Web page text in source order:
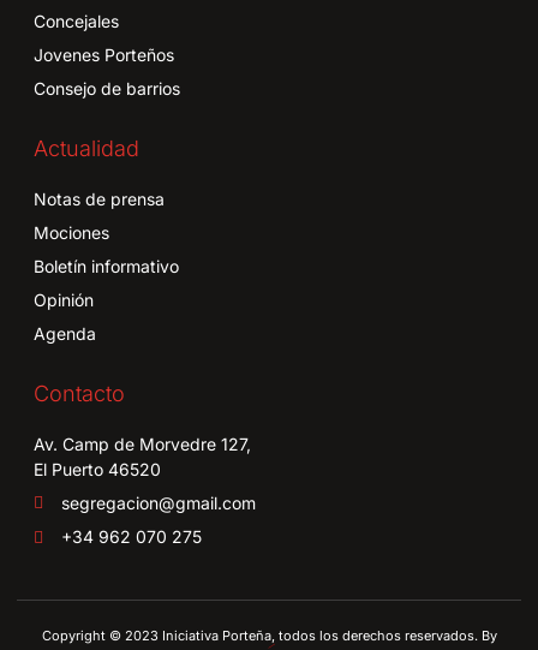
Concejales
Jovenes Porteños
Consejo de barrios
Actualidad
Notas de prensa
Mociones
Boletín informativo
Opinión
Agenda
Contacto
Av. Camp de Morvedre 127,
El Puerto 46520
segregacion@gmail.com
+34 962 070 275
Copyright © 2023 Iniciativa Porteña, todos los derechos reservados. By